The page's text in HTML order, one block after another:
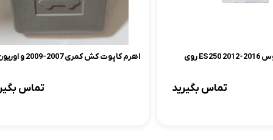
لوازم موتوری فورچونر
لوازم بدنه یاریس
لوازم بدنه پریوس
لوازم الکتریکی و کامپیوتر
لوازم الکتریکی و کامپیوتر FJCRUISER
لوازم الکتریکی و
خطر عقب لکسوس ES250 2012-2016 روی
تماس بگیرید
اهرم کاپوت کش کمری 2007-2009 و اوریون
تماس